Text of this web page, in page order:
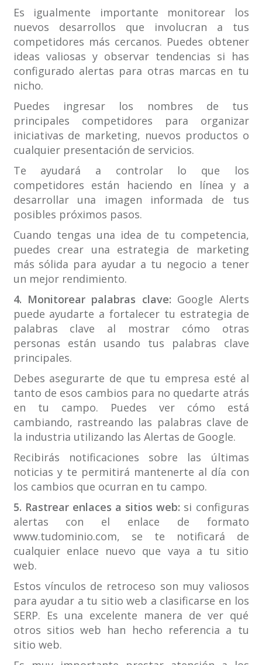
Es igualmente importante monitorear los
nuevos desarrollos que involucran a tus
competidores más cercanos. Puedes obtener
ideas valiosas y observar tendencias si has
configurado alertas para otras marcas en tu
nicho.
Puedes ingresar los nombres de tus
principales competidores para organizar
iniciativas de marketing, nuevos productos o
cualquier presentación de servicios.
Te ayudará a controlar lo que los
competidores están haciendo en línea y a
desarrollar una imagen informada de tus
posibles próximos pasos.
Cuando tengas una idea de tu competencia,
puedes crear una estrategia de marketing
más sólida para ayudar a tu negocio a tener
un mejor rendimiento.
4. Monitorear palabras clave: Google Alerts
puede ayudarte a fortalecer tu estrategia de
palabras clave al mostrar cómo otras
personas están usando tus palabras clave
principales.
Debes asegurarte de que tu empresa esté al
tanto de esos cambios para no quedarte atrás
en tu campo. Puedes ver cómo está
cambiando, rastreando las palabras clave de
la industria utilizando las Alertas de Google.
Recibirás notificaciones sobre las últimas
noticias y te permitirá mantenerte al día con
los cambios que ocurran en tu campo.
5. Rastrear enlaces a sitios web: si configuras
alertas con el enlace de formato
www.tudominio.com, se te notificará de
cualquier enlace nuevo que vaya a tu sitio
web.
Estos vínculos de retroceso son muy valiosos
para ayudar a tu sitio web a clasificarse en los
SERP. Es una excelente manera de ver qué
otros sitios web han hecho referencia a tu
sitio web.